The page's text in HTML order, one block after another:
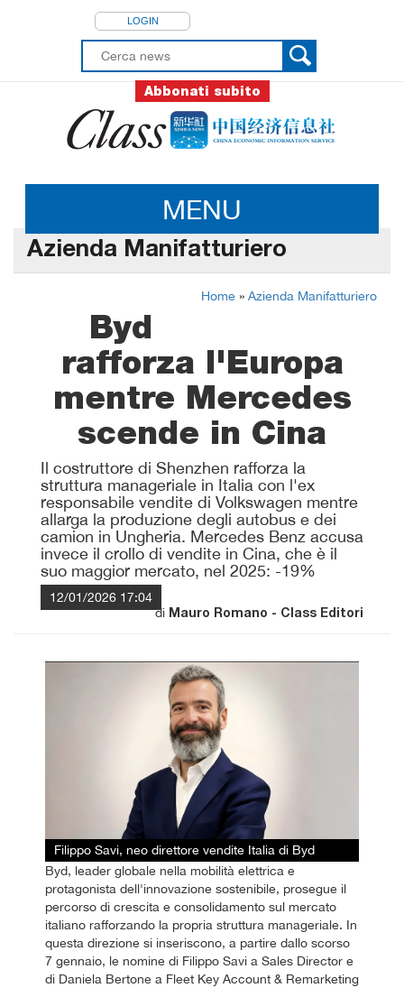
LOGIN
Abbonati subito
MENU
Azienda Manifatturiero
Home » Azienda Manifatturiero
Byd
rafforza l'Europa
mentre Mercedes
scende in Cina
Il costruttore di Shenzhen rafforza la
struttura manageriale in Italia con l'ex
responsabile vendite di Volkswagen mentre
allarga la produzione degli autobus e dei
camion in Ungheria. Mercedes Benz accusa
invece il crollo di vendite in Cina, che è il
suo maggior mercato, nel 2025: -19%
12/01/2026 17:04
di Mauro Romano - Class Editori
Filippo Savi, neo direttore vendite Italia di Byd
Byd, leader globale nella mobilità elettrica e
protagonista dell'innovazione sostenibile, prosegue il
percorso di crescita e consolidamento sul mercato
italiano rafforzando la propria struttura manageriale. In
questa direzione si inseriscono, a partire dallo scorso
7 gennaio, le nomine di Filippo Savi a Sales Director e
di Daniela Bertone a Fleet Key Account & Remarketing